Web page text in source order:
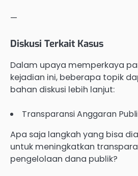
—
Diskusi Terkait Kasus
Dalam upaya memperkaya
kejadian ini, beberapa topik
bahan diskusi lebih lanjut:
Transparansi Anggaran
Apa saja langkah yang bisa
untuk meningkatkan
pengelolaan dana publik?